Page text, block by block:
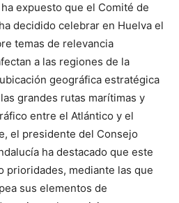
expuesto que el Comité de
decidido celebrar en Huelva el
temas de relevancia
a las regiones de la
geográfica estratégica
grandes rutas marítimas y
entre el Atlántico y el
el presidente del Consejo
ha destacado que este
prioridades, mediante las que
sus elementos de